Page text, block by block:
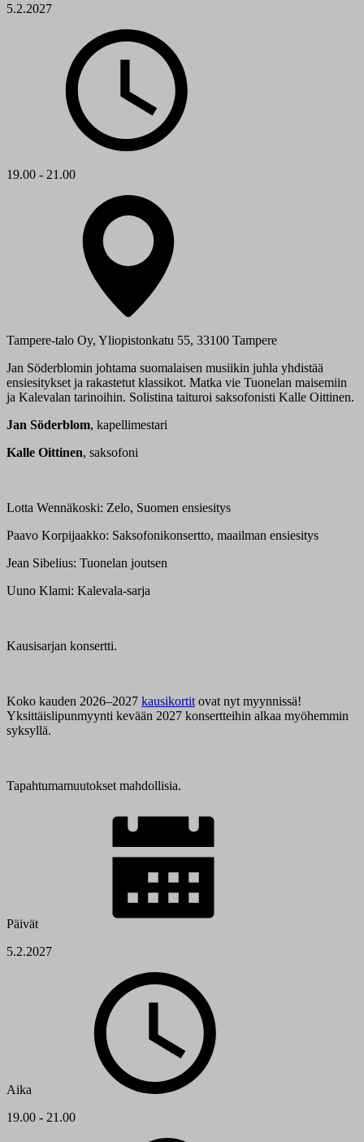
5.2.2027
19.00 - 21.00
Tampere-talo Oy, Yliopistonkatu 55, 33100 Tampere
Jan Söderblomin johtama suomalaisen musiikin juhla yhdistää
ensiesitykset ja rakastetut klassikot. Matka vie Tuonelan maisemiin
ja Kalevalan tarinoihin. Solistina taituroi saksofonisti Kalle Oittinen.
Jan Söderblom, kapellimestari
Kalle Oittinen, saksofoni
Lotta Wennäkoski: Zelo, Suomen ensiesitys
Paavo Korpijaakko: Saksofonikonsertto, maailman ensiesitys
Jean Sibelius: Tuonelan joutsen
Uuno Klami: Kalevala-sarja
Kausisarjan konsertti.
Koko kauden 2026–2027 kausikortitovat nyt myynnissä!
Yksittäislipunmyynti kevään 2027 konsertteihin alkaa myöhemmin
syksyllä.
Tapahtumamuutokset mahdollisia.
Päivät
5.2.2027
Aika
19.00 - 21.00